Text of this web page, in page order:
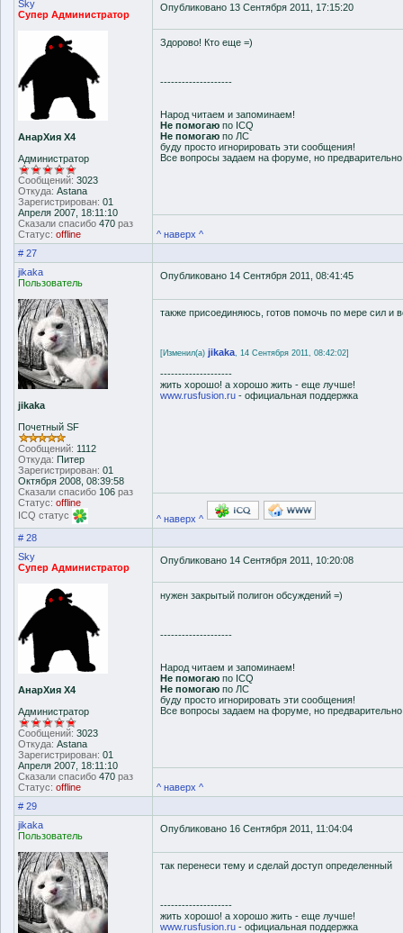
Sky
Супер Администратор
АнарХия Х4
Администратор
Сообщений: 3023
Откуда: Astana
Зарегистрирован: 01
Апреля 2007, 18:11:10
Сказали спасибо 470 раз
Статус: offline
Опубликовано 13 Сентября 2011, 17:15:20
Здорово! Кто еще =)
--------------------
Народ читаем и запоминаем!
Не помогаю по ICQ
Не помогаю по ЛС
буду просто игнорировать эти сообщения!
Все вопросы задаем на форуме, но
^ наверх ^
# 27
jikaka
Пользователь
jikaka
Почетный SF
Сообщений: 1112
Откуда: Питер
Зарегистрирован: 01
Октября 2008, 08:39:58
Сказали спасибо 106 раз
Статус: offline
ICQ статус
Опубликовано 14 Сентября 2011, 08:41:45
также присоединяюсь, готов помочь по мере сил и
[Изменил(а) jikaka, 14 Сентября 2011, 08:42:02]
--------------------
жить хорошо! а хорошо жить - еще лучше!
www.rusfusion.ru - официальная поддержка
^ наверх ^
# 28
Sky
Супер Администратор
АнарХия Х4
Администратор
Сообщений: 3023
Откуда: Astana
Зарегистрирован: 01
Апреля 2007, 18:11:10
Сказали спасибо 470 раз
Статус: offline
Опубликовано 14 Сентября 2011, 10:20:08
нужен закрытый полигон обсуждений =)
--------------------
Народ читаем и запоминаем!
Не помогаю по ICQ
Не помогаю по ЛС
буду просто игнорировать эти сообщения!
Все вопросы задаем на форуме, но
^ наверх ^
# 29
jikaka
Пользователь
Опубликовано 16 Сентября 2011, 11:04:04
так перенеси тему и сделай доступ определенный
--------------------
жить хорошо! а хорошо жить - еще лучше!
www.rusfusion.ru - официальная поддержка